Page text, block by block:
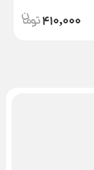
410,000